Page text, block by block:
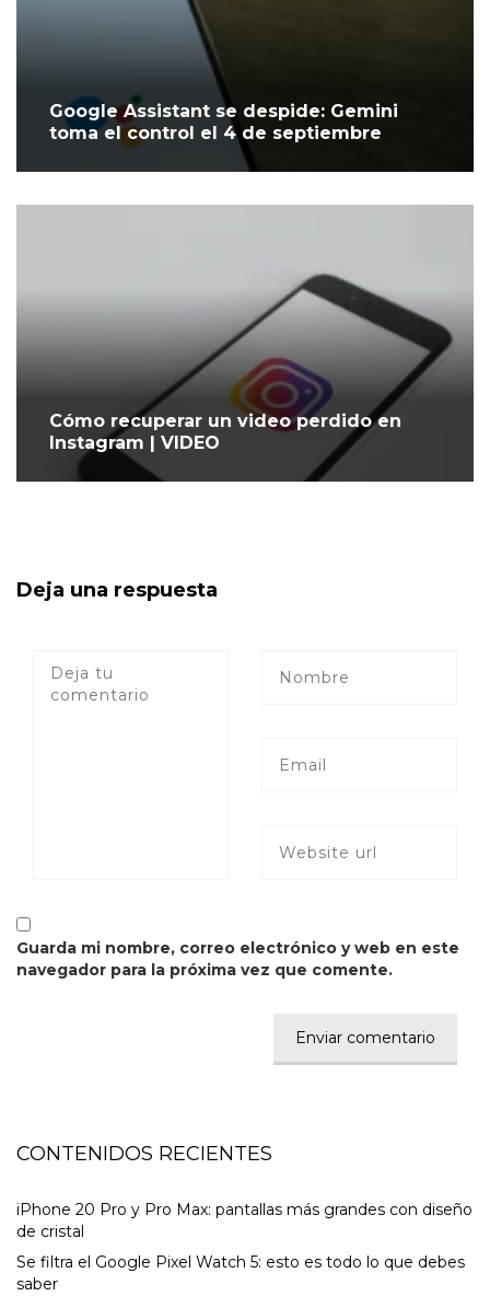
Google Assistant se despide: Gemini
toma el control el 4 de septiembre
Cómo recuperar un video perdido en
Instagram | VIDEO
Deja una respuesta
Guarda mi nombre, correo electrónico y web en este
navegador para la próxima vez que comente.
CONTENIDOS RECIENTES
iPhone 20 Pro y Pro Max: pantallas más grandes con diseño
de cristal
Se filtra el Google Pixel Watch 5: esto es todo lo que debes
saber